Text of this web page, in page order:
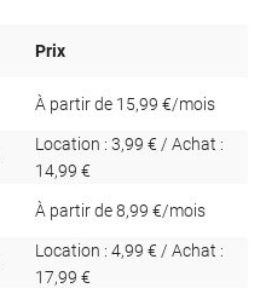
Prix
À partir de 15,99 €/mois
Location : 3,99 € / Achat :
14,99 €
À partir de 8,99 €/mois
Location : 4,99 € / Achat :
17,99 €